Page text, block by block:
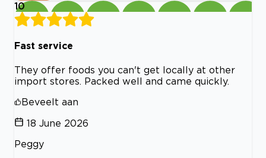
10
Fast service
They offer foods you can't get locally at other
import stores. Packed well and came quickly.
Beveelt aan
18 June 2026
Peggy